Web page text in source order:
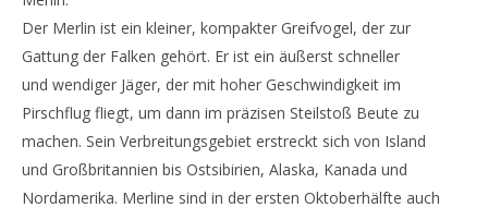
Der Merlin ist ein kleiner, kompakter Greifvogel, der zur
Gattung der Falken gehört. Er ist ein äußerst schneller
und wendiger Jäger, der mit hoher Geschwindigkeit im
Pirschflug fliegt, um dann im präzisen Steilstoß Beute zu
machen. Sein Verbreitungsgebiet erstreckt sich von Island
und Großbritannien bis Ostsibirien, Alaska, Kanada und
Nordamerika. Merline sind in der ersten Oktoberhälfte auch